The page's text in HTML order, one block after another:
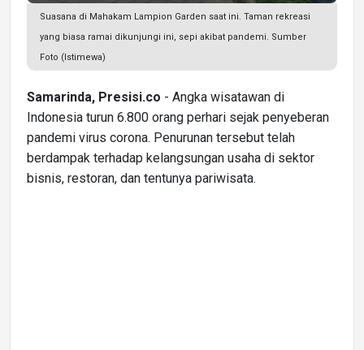
Suasana di Mahakam Lampion Garden saat ini. Taman rekreasi
yang biasa ramai dikunjungi ini, sepi akibat pandemi. Sumber
Foto (Istimewa)
Samarinda, Presisi.co - Angka wisatawan di
Indonesia turun 6.800 orang perhari sejak penyeberan
pandemi virus corona. Penurunan tersebut telah
berdampak terhadap kelangsungan usaha di sektor
bisnis, restoran, dan tentunya pariwisata.